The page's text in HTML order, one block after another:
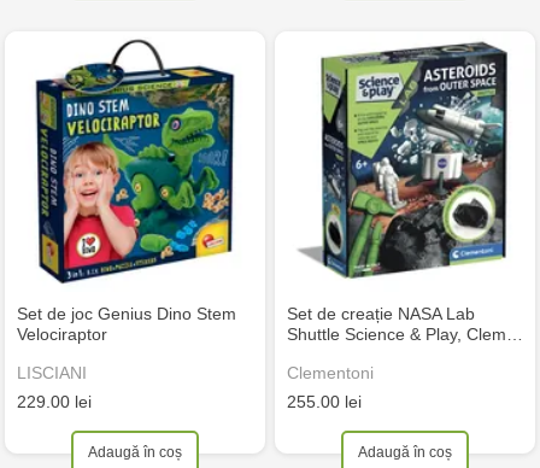
Set de joc Genius Dino Stem
Velociraptor
LISCIANI
229.00 lei
Adaugă în coș
Set de creație NASA Lab
Shuttle Science & Play, Clem…
Clementoni
255.00 lei
Adaugă în coș